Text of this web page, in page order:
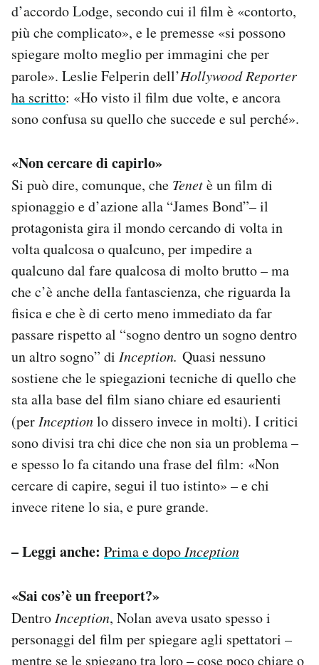
d’accordo Lodge, secondo cui il film è «contorto,
più che complicato», e le premesse «si possono
spiegare molto meglio per immagini che per
parole». Leslie Felperin dell’Hollywood Reporter
ha scritto: «Ho visto il film due volte, e ancora
sono confusa su quello che succede e sul perché».
«Non cercare di capirlo»
Si può dire, comunque, che Tenetè un film di
spionaggio e d’azione alla “James Bond”– il
protagonista gira il mondo cercando di volta in
volta qualcosa o qualcuno, per impedire a
qualcuno dal fare qualcosa di molto brutto – ma
che c’è anche della fantascienza, che riguarda la
fisica e che è di certo meno immediato da far
passare rispetto al “sogno dentro un sogno dentro
un altro sogno” di Inception. Quasi nessuno
sostiene che le spiegazioni tecniche di quello che
sta alla base del film siano chiare ed esaurienti
(per Inceptionlo dissero invece in molti). I critici
sono divisi tra chi dice che non sia un problema –
e spesso lo fa citando una frase del film: «Non
cercare di capire, segui il tuo istinto» – e chi
invece ritene lo sia, e pure grande.
– Leggi anche: Prima e dopo Inception
«Sai cos’è un freeport?»
Dentro Inception, Nolan aveva usato spesso i
personaggi del film per spiegare agli spettatori –
mentre se le spiegano tra loro – cose poco chiare o